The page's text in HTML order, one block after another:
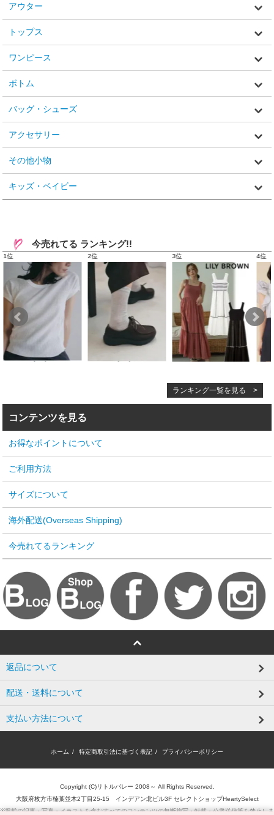
アウター
トップス
ワンピース
ボトム
バッグ・シューズ
アクセサリー
その他小物
キッズ・ベイビー
今売れてる ランキング!!
ランキング一覧を見る >
コンテンツを見る
お得なポイントについて
ご利用方法
サイズについて
海外配送(Overseas Shipping)
今売れてるランキング
返品について
配送・送料について
支払い方法について
ホーム / 特定商取引法に基づく表記 / プライバシーポリシー
Copyright (C)リトルバレー 2008～ All Rights Reserved.
大阪府枚方市楠葉並木2丁目25-15 インデアン北ビル3F セレクトショップHeartySelect
※掲載の記事・写真・イラストを含むすべてのコンテンツの無断複写・転載・公衆送信等を禁止しま